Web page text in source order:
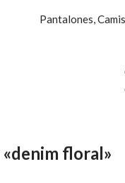
Pantalones,
floral»